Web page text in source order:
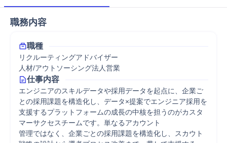
職務内容
職種
リクルーティングアドバイザー
人材/アウトソーシング法人営業
仕事内容
エンジニアのスキルデータや採用データを起点に、企業ご
との採用課題を構造化し、データ×提案でエンジニア採用を
支援するプラットフォームの成長の中核を担うのがカスタ
マーサクセスチームです。単なるアカウント
管理ではなく、企業ごとの採用課題を構造化し、スカウト